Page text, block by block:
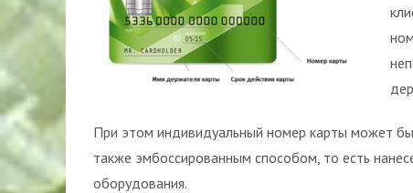
При этом индивидуальный номер карты может
также эмбоссированным способом, то есть
оборудования.